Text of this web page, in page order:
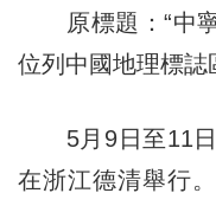
原標題：“中寧
位列中國地理標誌
5月9日至11日
在浙江德清舉行